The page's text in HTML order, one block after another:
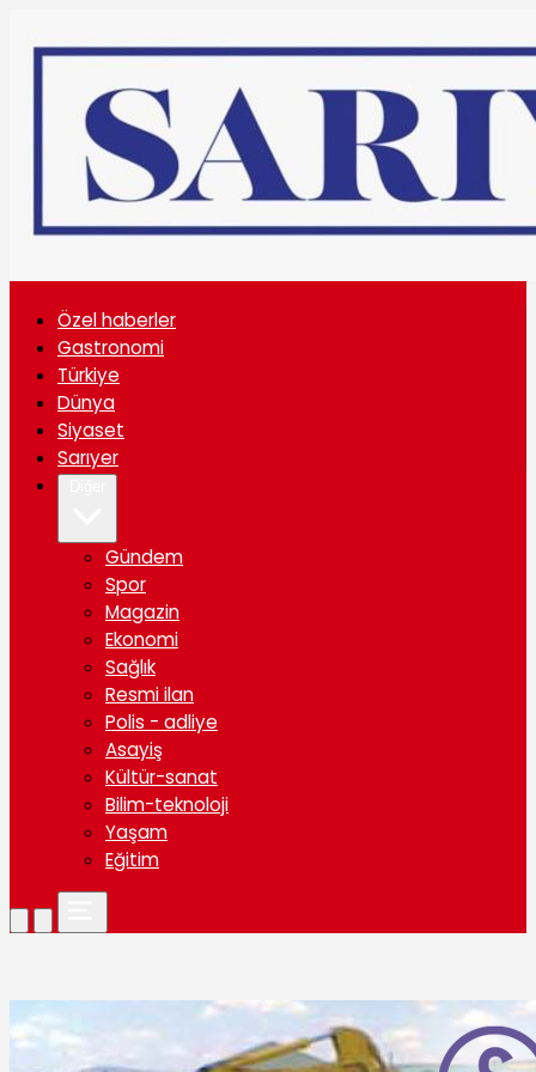
Özel haberler
Gastronomi
Türkiye
Dünya
Siyaset
Sarıyer
Gündem
Spor
Magazin
Ekonomi
Sağlık
Resmi ilan
Polis - adliye
Asayiş
Kültür-sanat
Bilim-teknoloji
Yaşam
Eğitim